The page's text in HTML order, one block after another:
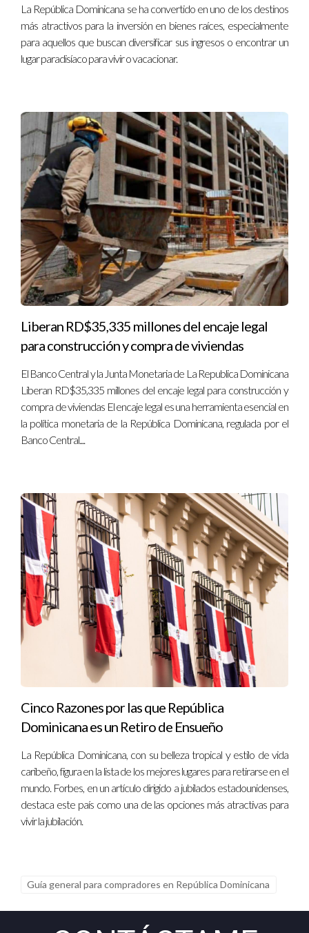
Si tienes alguna pregunta o necesitas asesoría
personalizada sobre cómo comprar una propiedad en
República Dominicana, no dudes en contactarme. Estoy
La República Dominicana se ha convertido en uno de los destinos
más atractivos para la inversión en bienes raíces, especialmente
para aquellos que buscan diversificar sus ingresos o encontrar un
lugar paradisíaco para vivir o vacacionar.
Liberan RD$35,335 millones del encaje legal
para construcción y compra de viviendas
El Banco Central y la Junta Monetaria de La Republica Dominicana
Liberan RD$35,335 millones del encaje legal para construcción y
compra de viviendas El encaje legal es una herramienta esencial en
la política monetaria de la República Dominicana, regulada por el
Banco Central....
Cinco Razones por las que República
Dominicana es un Retiro de Ensueño
La República Dominicana, con su belleza tropical y estilo de vida
caribeño, figura en la lista de los mejores lugares para retirarse en el
mundo. Forbes, en un artículo dirigido a jubilados estadounidenses,
destaca este país como una de las opciones más atractivas para
vivir la jubilación.
Guía general para compradores en República Dominicana